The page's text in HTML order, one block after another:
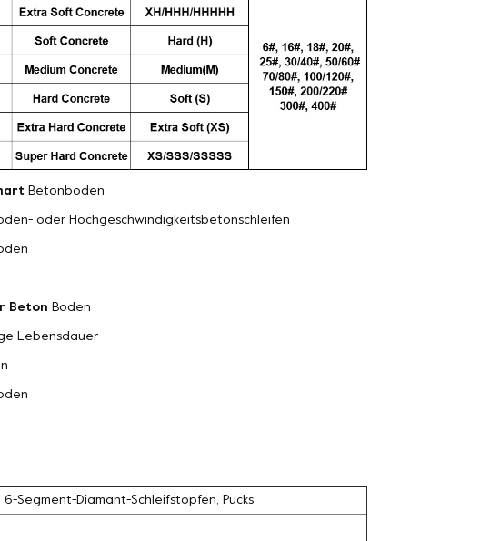
Betonboden
oder Hochgeschwindigkeitsbetonschleifen
Beton Boden
Lebensdauer
6-Segment-Diamant-Schleifstopfen, Pucks